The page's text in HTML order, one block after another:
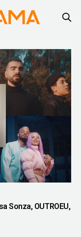
Sonza, OUTROEU,